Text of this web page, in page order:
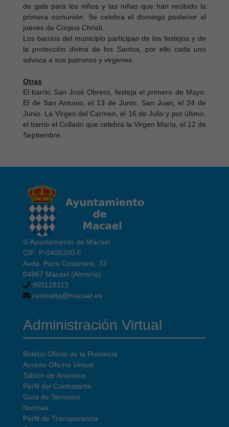
de gala para los niños y las niñas que han recibido la
primera comunión. Se celebra el domingo posterior al
jueves de Corpus Christi.
Los barrios del municipio participan de los festejos y de
la protección divina de los Santos, por ello cada uno
advoca a sus patronos y virgenes.
Otras
El barrio San José Obrero, festeja el primero de Mayo.
El de San Antonio, el 13 de Junio. San Juan, el 24 de
Junio. La Virgen del Carmen, el 16 de Julio y por último,
el barrio el Collado que celebra la Virgen María, el 12 de
Septiembre.
© Ayuntamiento de Macael
CIF: P-0406200-F
Avda. Paco Cosentino, 33
04867 Macael (Almería)
950128113
centralita@macael.es
Administración Virtual
Boletín Oficial de la Provincia
Acceso Oficina Virtual
Tablón de Anuncios
Perfil del Contratante
Guía de Servicios
Normas
Perfil de Transparencia